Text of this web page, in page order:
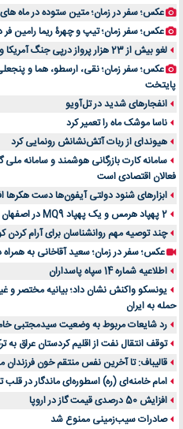
عکس؛ سفر در زمان؛ متین ستوده در ماه
عکس؛ سفر زمان؛ تیپ و چهرۀ ریما رامین فر
لغو بیش از 23 هزار پرواز درپی جنگ آمریکا و اسرائیل علیه ایران
عکس؛ سفر زمان؛ نقی، ارسطو، هما و
پایتخت
انفجارهای شدید در تل‌آویو
ناسا موشک ماه را تعمیر کرد
هیوندای از ربات آتش‌نشانش رونمایی کرد
سامانه کارت بازرگانی هوشمند و سامانه
فعالان اقتصادی است
ابزارهای شنود دولتی آیفون‌ها دست هکرها
2 پهپاد هرمس و یک پهپاد MQ9 در اصفهان منهدم شد
چند توصیه مهم روانشناسان برای آرام کردن
عکس؛ سفر در زمان؛ سعید آقاخانی به همراه
اطلاعیه شماره 14 سپاه پاسداران
یونسکو واکنش نشان داد؛ بیانیه مختصر و
حمله به ایران
رد شایعات مربوط به وضعیت سیدمجتبی
توقف انتقال نفت از اقلیم کردستان عراق به
قالیباف: تا آخرین نفس منتقم خون فرزندان
امام خامنه‌ای (ره) اسطوره‌ای ماندگار در قلب
افزایش 50 درصدی قیمت گاز در اروپا
صادرات سیب‌زمینی ممنوع شد